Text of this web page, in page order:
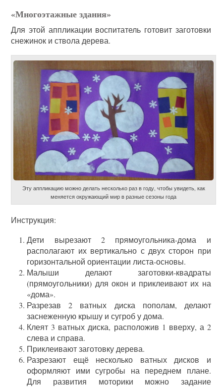
«Многоэтажные здания»
Для этой аппликации воспитатель готовит заготовки
снежинок и ствола дерева.
Эту аппликацию можно делать несколько раз в году, чтобы увидеть, как
меняется окружающий мир в разные сезоны года
Инструкция:
Дети вырезают 2 прямоугольника-дома и
располагают их вертикально с двух сторон при
горизонтальной ориентации листа-основы.
Малыши делают заготовки-квадраты
(прямоугольники) для окон и приклеивают их на
«дома».
Разрезав 2 ватных диска пополам, делают
заснеженную крышу и сугроб у дома.
Клеят 3 ватных диска, расположив 1 вверху, а 2
слева и справа.
Приклеивают заготовку дерева.
Разрезают ещё несколько ватных дисков и
оформляют ими сугробы на переднем плане.
Для развития моторики можно задание